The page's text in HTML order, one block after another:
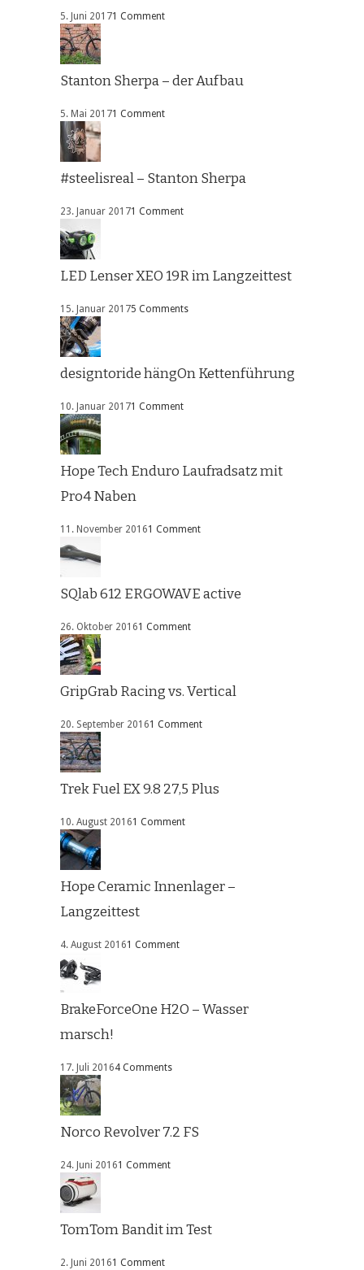
5. Juni 20171 Comment
Stanton Sherpa – der Aufbau
5. Mai 20171 Comment
#steelisreal – Stanton Sherpa
23. Januar 20171 Comment
LED Lenser XEO 19R im Langzeittest
15. Januar 20175 Comments
designtoride hängOn Kettenführung
10. Januar 20171 Comment
Hope Tech Enduro Laufradsatz mit
Pro4 Naben
11. November 20161 Comment
SQlab 612 ERGOWAVE active
26. Oktober 20161 Comment
GripGrab Racing vs. Vertical
20. September 20161 Comment
Trek Fuel EX 9.8 27,5 Plus
10. August 20161 Comment
Hope Ceramic Innenlager –
Langzeittest
4. August 20161 Comment
BrakeForceOne H2O – Wasser
marsch!
17. Juli 20164 Comments
Norco Revolver 7.2 FS
24. Juni 20161 Comment
TomTom Bandit im Test
2. Juni 20161 Comment